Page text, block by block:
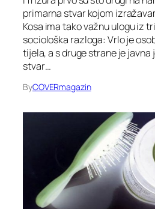
primarna stvar kojom
Kosa ima tako važnu ulogu iz
sociološka razloga: Vrlo je
tijela, a s druge strane je javna
stvar…
ByCOVERmagazin